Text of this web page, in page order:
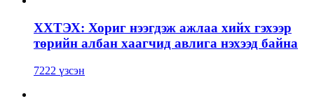
ХХТЭХ: Хориг нээгдэж ажлаа хийх гэхээр
төрийн албан хаагчид авлига нэхээд байна
7222 үзсэн